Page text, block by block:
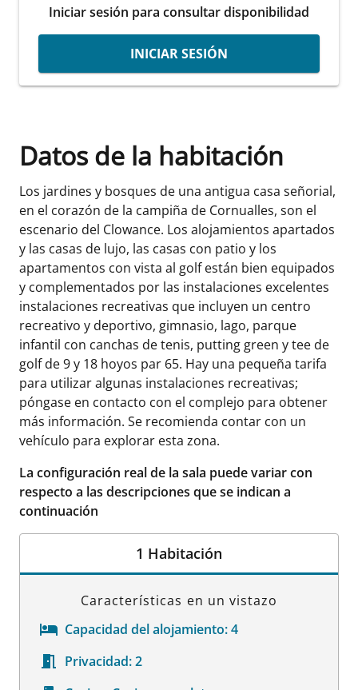
Iniciar sesión para consultar disponibilidad
INICIAR SESIÓN
Datos de la habitación
Los jardines y bosques de una antigua casa señorial,
en el corazón de la campiña de Cornualles, son el
escenario del Clowance. Los alojamientos apartados
y las casas de lujo, las casas con patio y los
apartamentos con vista al golf están bien equipados
y complementados por las instalaciones excelentes
instalaciones recreativas que incluyen un centro
recreativo y deportivo, gimnasio, lago, parque
infantil con canchas de tenis, putting green y tee de
golf de 9 y 18 hoyos par 65. Hay una pequeña tarifa
para utilizar algunas instalaciones recreativas;
póngase en contacto con el complejo para obtener
más información. Se recomienda contar con un
vehículo para explorar esta zona.
La configuración real de la sala puede variar con
respecto a las descripciones que se indican a
continuación
1 Habitación
Características en un vistazo
Capacidad del alojamiento:4
Privacidad:2